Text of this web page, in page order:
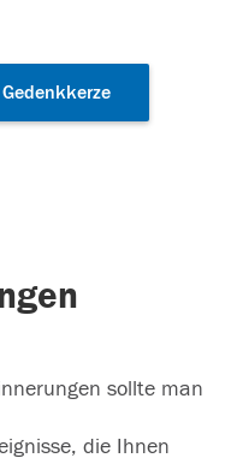
sollte man
die Ihnen